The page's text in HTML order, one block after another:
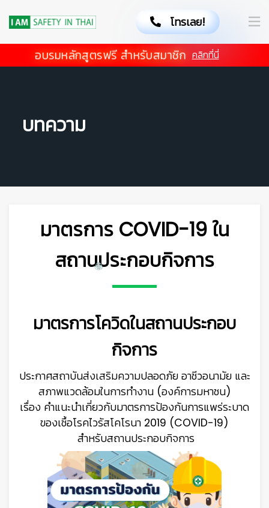
โทรเลย!
อบรมหลักสูตรฟรี สำหรับสมาชิก คลิกที่นี่
บทความ
มาตรการ COVID-19 ใน
สถานประกอบกิจการ
มาตรการโควิดในสถานประกอบ
กิจการ
ประกาศสถาบันส่งเสริมความปลอดภัย อาชีวอนามัย และ
สภาพแวดล้อมในการทำงาน (องค์การมหาชน)
เรื่อง คำแนะนำเกี่ยวกับมาตรการป้องกันการแพร่ระบาด
ของเชื้อโรคไวรัสโคโรนา 2019 (COVID-19)
สำหรับสถานประกอบกิจการ